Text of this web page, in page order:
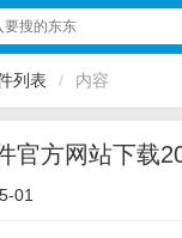
列表 / 内容
官方网站下载
01